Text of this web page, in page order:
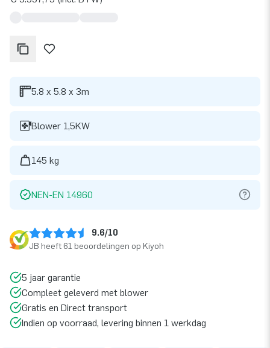
5.8 x 5.8 x 3m
Blower 1,5KW
145 kg
NEN-EN 14960
9.6/10
JB heeft 61 beoordelingen op Kiyoh
5 jaar garantie
Compleet geleverd met blower
Gratis en Direct transport
Indien op voorraad, levering binnen 1 werkdag